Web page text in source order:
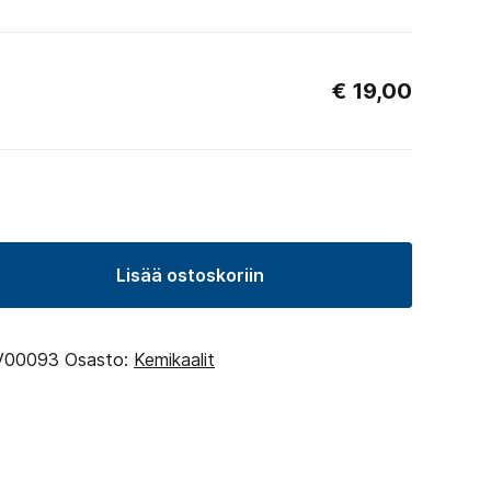
€ 19,00
Lisää ostoskoriin
Osasto: Kemikaalit